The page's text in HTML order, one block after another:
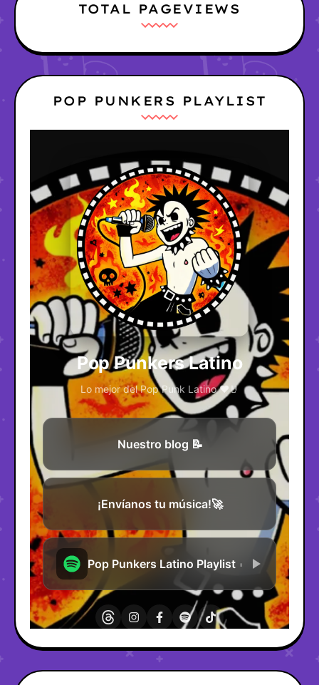
TOTAL PAGEVIEWS
POP PUNKERS PLAYLIST